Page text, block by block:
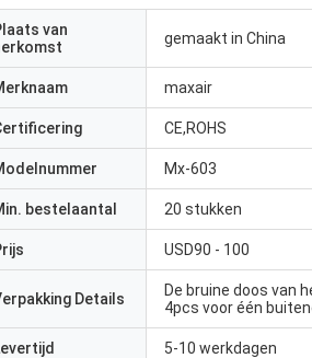
van
gemaakt in China
maxair
CE,ROHS
Mx-603
bestelaantal 20 stukken
USD90 - 100
Details
De bruine doos van
4pcs voor één
5-10 werkdagen